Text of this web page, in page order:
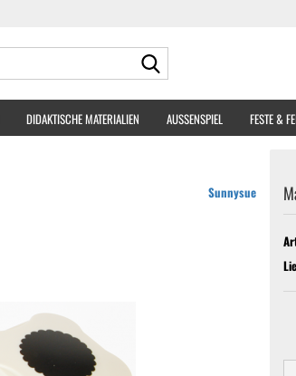
DIDAKTISCHE MATERIALIEN AUSSENSPIEL FESTE &
Sunnysue